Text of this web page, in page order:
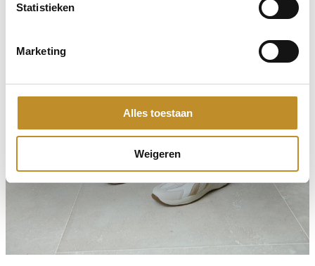
Statistieken
Marketing
Alles toestaan
Weigeren